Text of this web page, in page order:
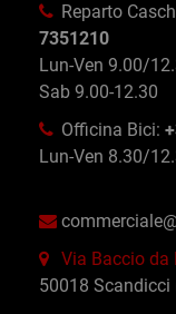
Reparto
7351210
Lun-Ven 9.00/
Sab 9.00-12.30
Officina Bici:
Lun-Ven 8.30/
Via Baccio da
50018 Scandicci